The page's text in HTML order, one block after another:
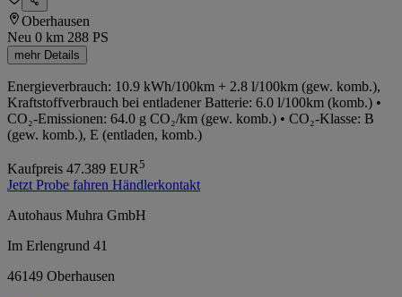
Oberhausen
Neu 0 km 288 PS
mehr Details
Energieverbrauch: 10.9 kWh/100km + 2.8 l/100km (gew. komb.),
Kraftstoffverbrauch bei entladener Batterie: 6.0 l/100km (komb.) •
CO₂-Emissionen: 64.0 g CO₂/km (gew. komb.) • CO₂-Klasse: B
(gew. komb.), E (entladen, komb.)
Kaufpreis 47.389 EUR5
Jetzt Probe fahren Händlerkontakt
Autohaus Muhra GmbH
Im Erlengrund 41
46149 Oberhausen